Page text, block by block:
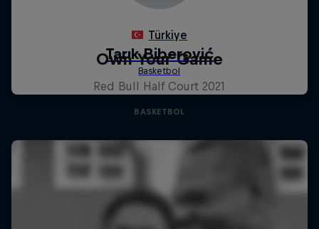
Own Your Game
Red Bull Half Court 2021
BASKETBOL